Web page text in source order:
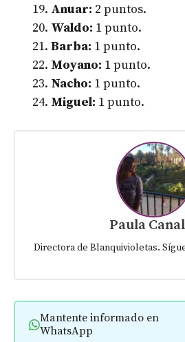
Anuar: 2 puntos.
Waldo: 1 punto.
Barba: 1 punto.
Moyano: 1 punto.
Nacho: 1 punto.
Miguel: 1 punto.
Paula Canal
Directora de Blanquivioletas.
Mantente informado en
WhatsApp